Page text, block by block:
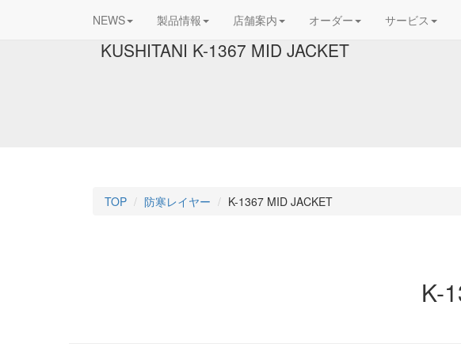
NEWS 製品情報 店舗案内 オーダー サービス
KUSHITANI K-1367 MID JACKET
TOP 防寒レイヤー K-1367 MID JACKET
K-